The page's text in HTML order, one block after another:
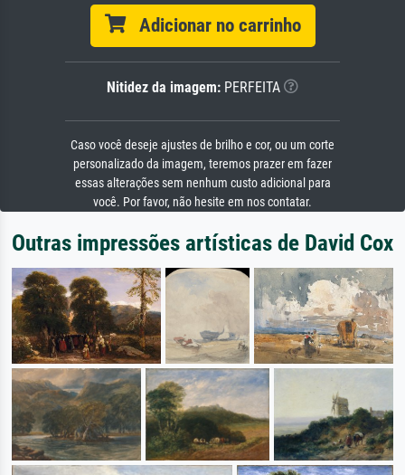
Adicionar no carrinho
Nitidez da imagem: PERFEITA
Caso você deseje ajustes de brilho e cor, ou um corte
personalizado da imagem, teremos prazer em fazer
essas alterações sem nenhum custo adicional para
você. Por favor, não hesite em nos contatar.
Outras impressões artísticas de David Cox